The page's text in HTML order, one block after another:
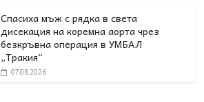
Спасиха мъж с рядка в света
дисекация на коремна аорта чрез
безкръвна операция в УМБАЛ
„Тракия“
07.08.2026